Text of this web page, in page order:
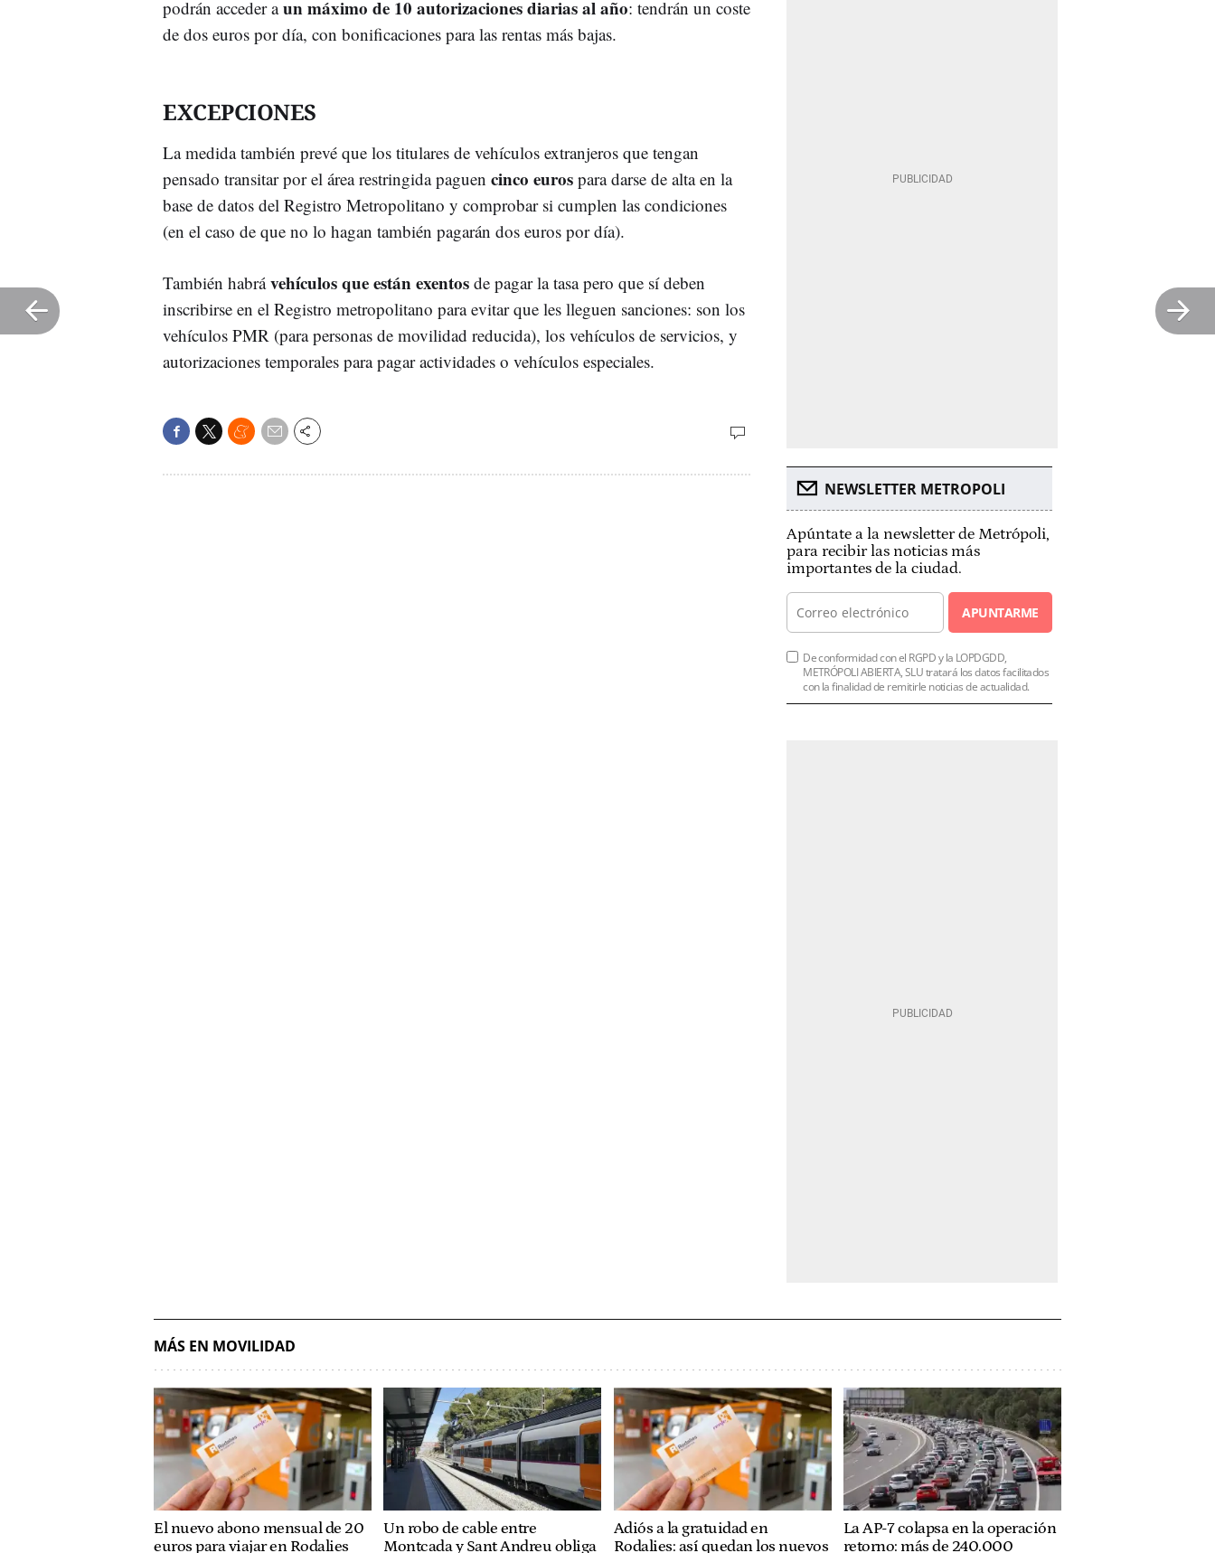
podrán acceder aun máximo de 10 autorizaciones diarias al año: tendrán un coste
de dos euros por día, con bonificaciones para las rentas más bajas.
EXCEPCIONES
La medida también prevé que los titulares de vehículos extranjeros que tengan
pensado transitar por el área restringida paguen cinco euros para darse de alta en la
base de datos del Registro Metropolitano y comprobar si cumplen las condiciones
(en el caso de que no lo hagan también pagarán dos euros por día).
También habrávehículos que están exentos de pagar la tasa pero que sí deben
inscribirse en el Registro metropolitano para evitar que les lleguen sanciones: son los
vehículos PMR (para personas de movilidad reducida), los vehículos de servicios, y
autorizaciones temporales para pagar actividades o vehículos especiales.
NEWSLETTER METROPOLI
Apúntate a la newsletter de Metrópoli,
para recibir las noticias más
importantes de la ciudad.
APUNTARME
De conformidad con el RGPD y la LOPDGDD,
METRÓPOLI ABIERTA, SLU tratará los datos facilitados
con la finalidad de remitirle noticias de actualidad.
MÁS EN MOVILIDAD
El nuevo abono mensual de 20
euros para viajar en Rodalies
Un robo de cable entre
Montcada y Sant Andreu obliga
Adiós a la gratuidad en
Rodalies: así quedan los nuevos
La AP-7 colapsa en la operación
retorno: más de 240.000